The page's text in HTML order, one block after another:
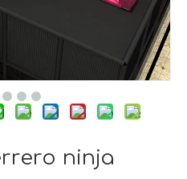
ninja